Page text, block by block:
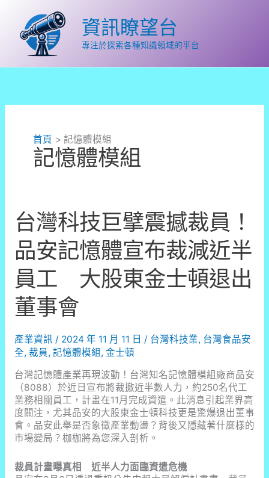
容
資訊瞭望台
專注於探索各種知識領域的平台
首頁 記憶體模組
記憶體模組
台灣科技巨擘震撼裁員！
品安記憶體宣布裁減近半
員工 大股東金士頓退出
董事會
產業資訊 / 2024 年 11 月 11 日 / 台灣科技業, 台灣食品安
全, 裁員, 記憶體模組 , 金士頓
台灣記憶體產業再現波動！台灣知名記憶體模組廠商品安
（8088）於近日宣布將裁撤近半數人力，約250名代工
業務相關員工，計畫在11月完成資遣。此消息引起業界高
度關注，尤其品安的大股東金士頓科技更是驚爆退出董事
會。品安此舉是否象徵產業動盪？背後又隱藏著什麼樣的
市場變局？枷枷將為您深入剖析。
裁員計畫曝真相 近半人力面臨資遣危機